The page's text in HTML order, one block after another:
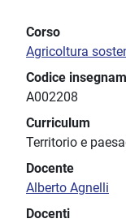
Corso
Agricoltura
Codice
A002208
Curriculum
Territorio e
Docente
Alberto Agnelli
Docenti